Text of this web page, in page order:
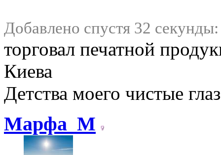
Добавлено спустя 32 секунды:
торговал печатной
Киева
Детства моего чистые
Марфа_М